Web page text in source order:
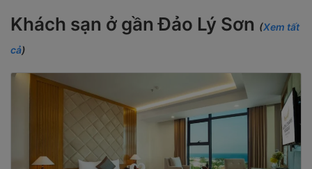
Khách sạn ở gần Đảo Lý Sơn (Xem tất
cả)